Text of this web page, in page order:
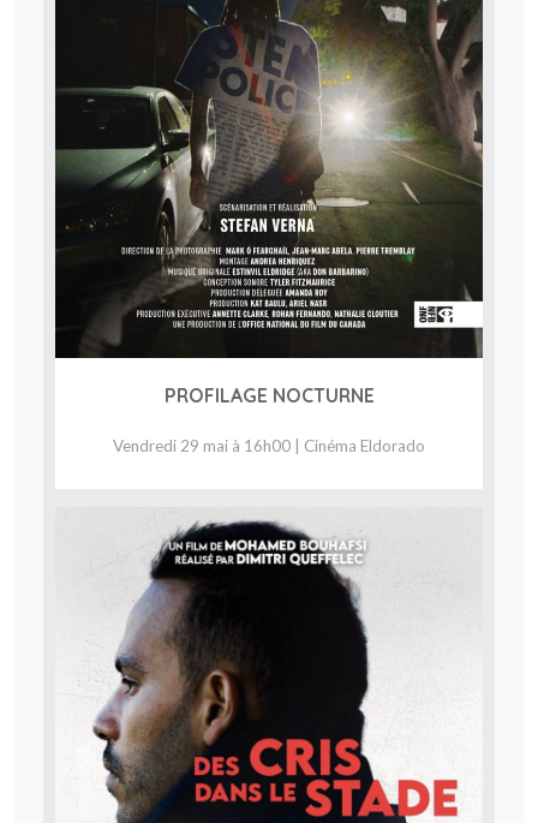
PROFILAGE NOCTURNE
Vendredi 29 mai à 16h00 | Cinéma Eldorado